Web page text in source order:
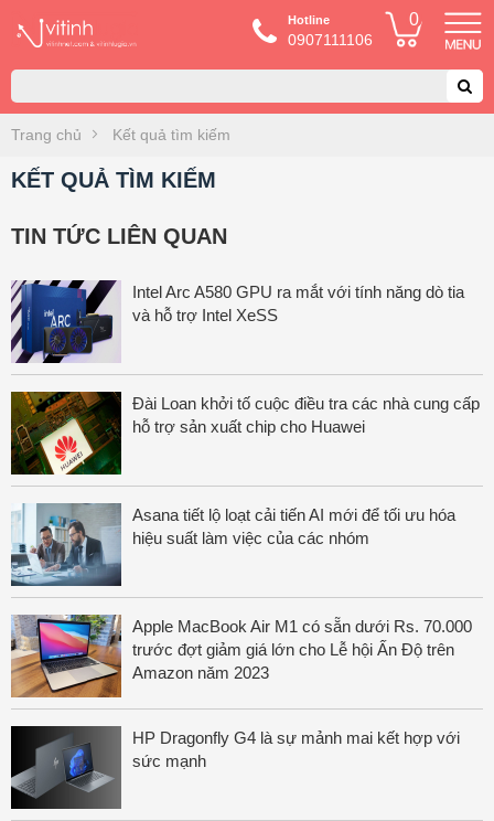
Hotline
0907111106
0
Trang chủ Kết quả tìm kiếm
KẾT QUẢ TÌM KIẾM
TIN TỨC LIÊN QUAN
Intel Arc A580 GPU ra mắt với tính năng dò tia
và hỗ trợ Intel XeSS
Đài Loan khởi tố cuộc điều tra các nhà cung cấp
hỗ trợ sản xuất chip cho Huawei
Asana tiết lộ loạt cải tiến AI mới để tối ưu hóa
hiệu suất làm việc của các nhóm
Apple MacBook Air M1 có sẵn dưới Rs. 70.000
trước đợt giảm giá lớn cho Lễ hội Ấn Độ trên
Amazon năm 2023
HP Dragonfly G4 là sự mảnh mai kết hợp với
sức mạnh